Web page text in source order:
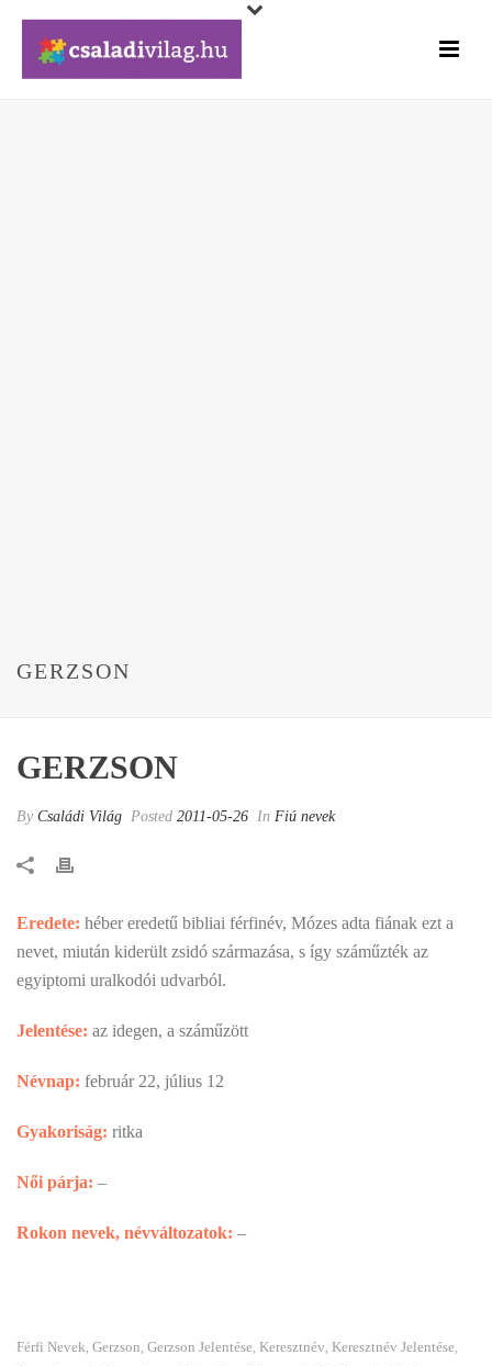
GERZSON
GERZSON
By Családi Világ Posted 2011-05-26 In Fiú nevek
Eredete: héber eredetű bibliai férfinév, Mózes adta fiának ezt a
nevet, miután kiderült zsidó származása, s így száműzték az
egyiptomi uralkodói udvarból.
Jelentése: az idegen, a száműzött
Névnap: február 22, július 12
Gyakoriság: ritka
Női párja: –
Rokon nevek, névváltozatok: –
Férfi Nevek, Gerzson, Gerzson Jelentése, Keresztnév, Keresztnév Jelentése,